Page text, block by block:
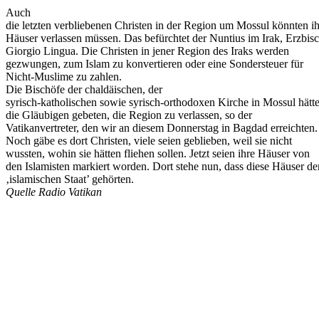
Auch
die letzten verbliebenen Christen in der Region um Mossul könnten
Häuser verlassen müssen. Das befürchtet der Nuntius im Irak,
Giorgio Lingua. Die Christen in jener Region des Iraks werden
gezwungen, zum Islam zu konvertieren oder eine Sondersteuer für
Nicht-Muslime zu zahlen.
Die Bischöfe der chaldäischen, der
syrisch-katholischen sowie syrisch-orthodoxen Kirche in Mossul
die Gläubigen gebeten, die Region zu verlassen, so der
Vatikanvertreter, den wir an diesem Donnerstag in Bagdad erreichten.
Noch gäbe es dort Christen, viele seien geblieben, weil sie nicht
wussten, wohin sie hätten fliehen sollen. Jetzt seien ihre Häuser von
den Islamisten markiert worden. Dort stehe nun, dass diese Häuser
‚islamischen Staat’ gehörten.
Quelle Radio Vatikan